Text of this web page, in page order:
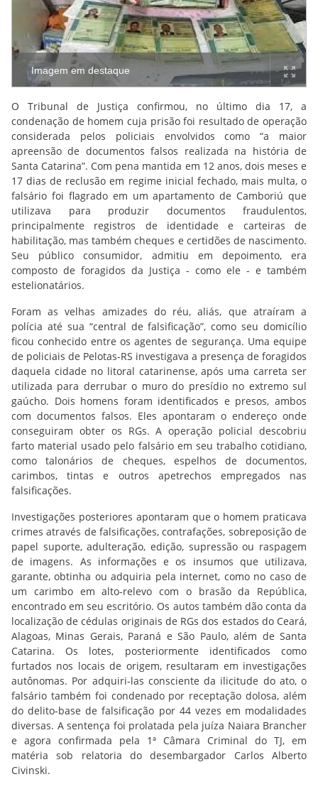
Imagem em destaque
O Tribunal de Justiça confirmou, no último dia 17, a
condenação de homem cuja prisão foi resultado de operação
considerada pelos policiais envolvidos como “a maior
apreensão de documentos falsos realizada na história de
Santa Catarina”. Com pena mantida em 12 anos, dois meses e
17 dias de reclusão em regime inicial fechado, mais multa, o
falsário foi flagrado em um apartamento de Camboriú que
utilizava para produzir documentos fraudulentos,
principalmente registros de identidade e carteiras de
habilitação, mas também cheques e certidões de nascimento.
Seu público consumidor, admitiu em depoimento, era
composto de foragidos da Justiça - como ele - e também
estelionatários.
Foram as velhas amizades do réu, aliás, que atraíram a
polícia até sua “central de falsificação”, como seu domicílio
ficou conhecido entre os agentes de segurança. Uma equipe
de policiais de Pelotas-RS investigava a presença de foragidos
daquela cidade no litoral catarinense, após uma carreta ser
utilizada para derrubar o muro do presídio no extremo sul
gaúcho. Dois homens foram identificados e presos, ambos
com documentos falsos. Eles apontaram o endereço onde
conseguiram obter os RGs. A operação policial descobriu
farto material usado pelo falsário em seu trabalho cotidiano,
como talonários de cheques, espelhos de documentos,
carimbos, tintas e outros apetrechos empregados nas
falsificações.
Investigações posteriores apontaram que o homem praticava
crimes através de falsificações, contrafações, sobreposição de
papel suporte, adulteração, edição, supressão ou raspagem
de imagens. As informações e os insumos que utilizava,
garante, obtinha ou adquiria pela internet, como no caso de
um carimbo em alto-relevo com o brasão da República,
encontrado em seu escritório. Os autos também dão conta da
localização de cédulas originais de RGs dos estados do Ceará,
Alagoas, Minas Gerais, Paraná e São Paulo, além de Santa
Catarina. Os lotes, posteriormente identificados como
furtados nos locais de origem, resultaram em investigações
autônomas. Por adquiri-las consciente da ilicitude do ato, o
falsário também foi condenado por receptação dolosa, além
do delito-base de falsificação por 44 vezes em modalidades
diversas. A sentença foi prolatada pela juíza Naiara Brancher
e agora confirmada pela 1ª Câmara Criminal do TJ, em
matéria sob relatoria do desembargador Carlos Alberto
Civinski.